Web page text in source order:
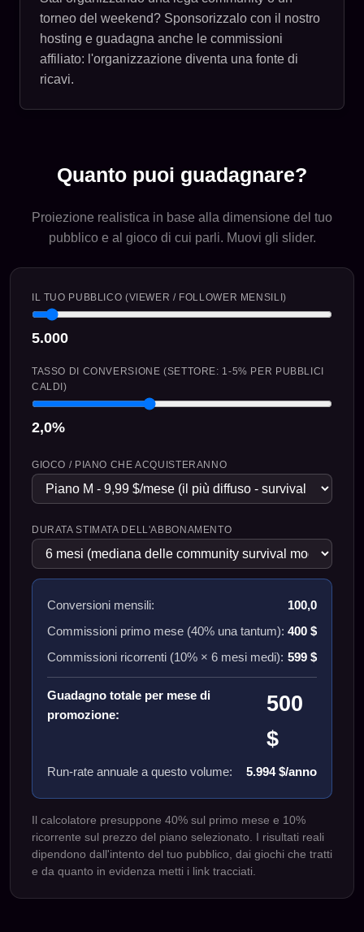
torneo del weekend? Sponsorizzalo con il nostro
hosting e guadagna anche le commissioni
affiliato: l'organizzazione diventa una fonte di
ricavi.
Quanto puoi guadagnare?
Proiezione realistica in base alla dimensione del tuo
pubblico e al gioco di cui parli. Muovi gli slider.
IL TUO PUBBLICO (VIEWER / FOLLOWER MENSILI)
5.000
TASSO DI CONVERSIONE (SETTORE: 1-5% PER PUBBLICI
CALDI)
2,0%
GIOCO / PIANO CHE ACQUISTERANNO
DURATA STIMATA DELL'ABBONAMENTO
Conversioni mensili:
100,0
Commissioni primo mese (40% una tantum): 400 $
Commissioni ricorrenti (10% × 6 mesi medi): 599 $
Guadagno totale per mese di
promozione:
500
$
Run-rate annuale a questo volume: 5.994 $/anno
Il calcolatore presuppone 40% sul primo mese e 10%
ricorrente sul prezzo del piano selezionato. I risultati reali
dipendono dall'intento del tuo pubblico, dai giochi che tratti
e da quanto in evidenza metti i link tracciati.